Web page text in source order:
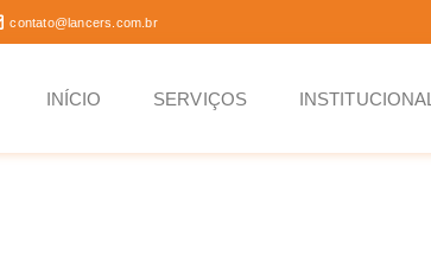
contato@lancers.com.br
INÍCIO SERVIÇOS INSTITUCIONAL